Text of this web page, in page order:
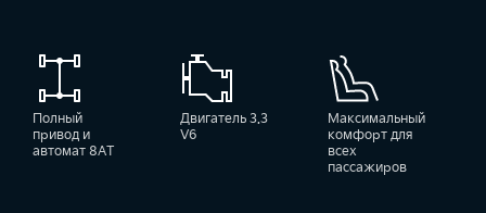
Полный
привод и
автомат 8АТ
Двигатель 3.3
V6
Максимальный
комфорт для
всех
пассажиров